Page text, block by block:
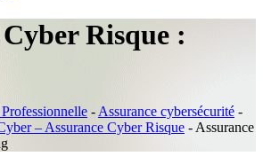
Risque :
- Assurance cybersécurité -
– Assurance Cyber Risque - Assurance